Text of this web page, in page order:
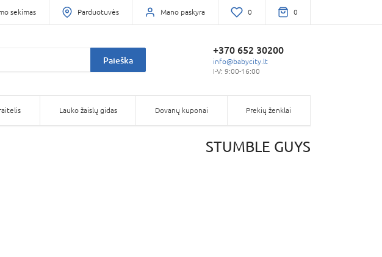
sekimas Parduotuvės Mano paskyra 0 0
Paieška
+370 652 30200
info@babycity.lt
I-V: 9:00-16:00
Lauko žaislų gidas Dovanų kuponai Prekių ženklai
STUMBLE GUYS